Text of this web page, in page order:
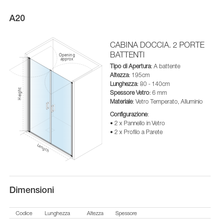
A20
CABINA DOCCIA. 2 PORTE
BATTENTI
Tipo di Apertura: A battente
Altezza: 195cm
Lunghezza: 80 - 140cm
Spessore Vetro: 6 mm
Materiale: Vetro Temperato, Alluminio
Configurazione:
• 2 x Pannello in Vetro
• 2 x Profilo a Parete
Dimensioni
Codice Lunghezza Altezza
Spessore